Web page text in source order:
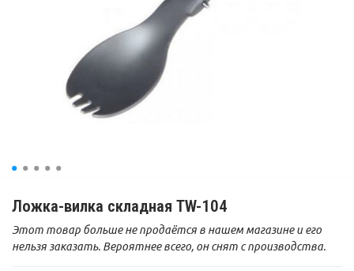
Ложка-вилка складная TW-104
Этот товар больше не продаётся в нашем магазине и его
нельзя заказать. Вероятнее всего, он снят с производства.